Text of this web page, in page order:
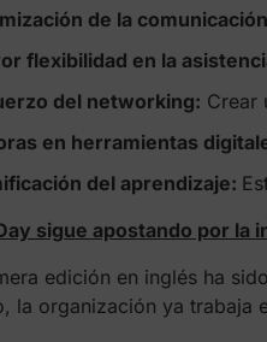
de la
flexibilidad en la
del networking: Crear
en herramientas
del aprendizaje:
sigue apostando por la
edición en inglés ha
la organización ya trabaja